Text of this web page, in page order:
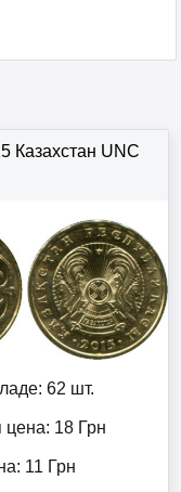
Казахстан UNC
62 шт.
цена: 18 Грн
11 Грн